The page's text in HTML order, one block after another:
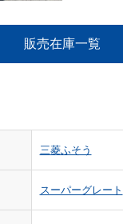
販売在庫一覧
三菱ふそう
スーパーグレート